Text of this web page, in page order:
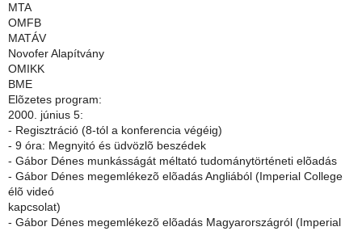
MTA
OMFB
MATÁV
Novofer Alapítvány
OMIKK
BME
Elõzetes program:
2000. június 5:
- Regisztráció (8-tól a konferencia végéig)
- 9 óra: Megnyitó és üdvözlõ beszédek
- Gábor Dénes munkásságát méltató tudománytörténeti elõadás
- Gábor Dénes megemlékezõ elõadás Angliából (Imperial College
élõ videó
kapcsolat)
- Gábor Dénes megemlékezõ elõadás Magyarországról (Imperial